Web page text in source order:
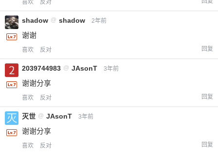
¥
喜欢 反对
shadow @ shadow 2年前
谢谢
喜欢 反对 回复
2039744983 @ JAsonT 3年前
谢谢分享
喜欢 反对 回复
灭世 @ JAsonT 3年前
谢谢分享
喜欢 反对 回复
限。
6位以上